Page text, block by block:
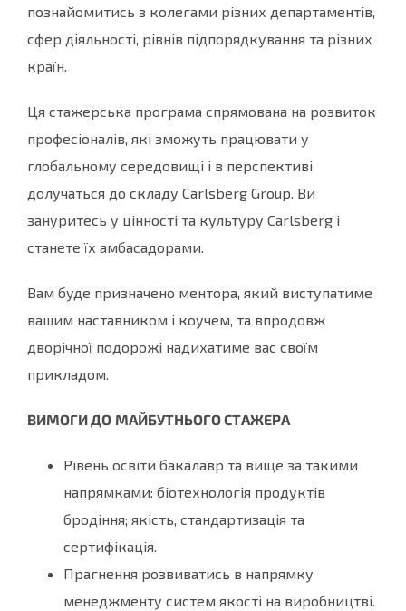
познайомитись з колегами різних департаментів,
сфер діяльності, рівнів підпорядкування та різних
країн.
Ця стажерська програма спрямована на розвиток
професіоналів, які зможуть працювати у
глобальному середовищі і в перспективі
долучаться до складу Carlsberg Group. Ви
зануритесь у цінності та культуру Carlsberg і
станете їх амбасадорами.
Вам буде призначено ментора, який виступатиме
вашим наставником і коучем, та впродовж
дворічної подорожі надихатиме вас своїм
прикладом.
ВИМОГИ ДО МАЙБУТНЬОГО СТАЖЕРА
Рівень освіти бакалавр та вище за такими
напрямками: біотехнологія продуктів
бродіння; якість, стандартизація та
сертифікація.
Прагнення розвиватись в напрямку
менеджменту систем якості на виробництві.